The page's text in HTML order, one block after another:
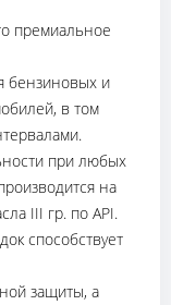
премиальное
бензиновых и
в том
при любых
на
III гр. по API.
способствует
защиты, а